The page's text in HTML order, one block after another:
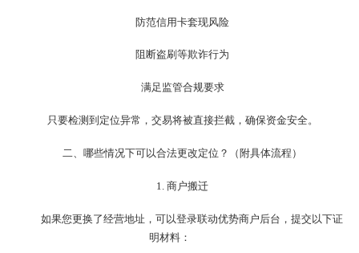
防范信用卡套现风险
阻断盗刷等欺诈行为
满足监管合规要求
只要检测到定位异常，交易将被直接拦截，确保资金安全。
二、哪些情况下可以合法更改定位？（附具体流程）
1. 商户搬迁
如果您更换了经营地址，可以登录联动优势商户后台，提交以下证
明材料：